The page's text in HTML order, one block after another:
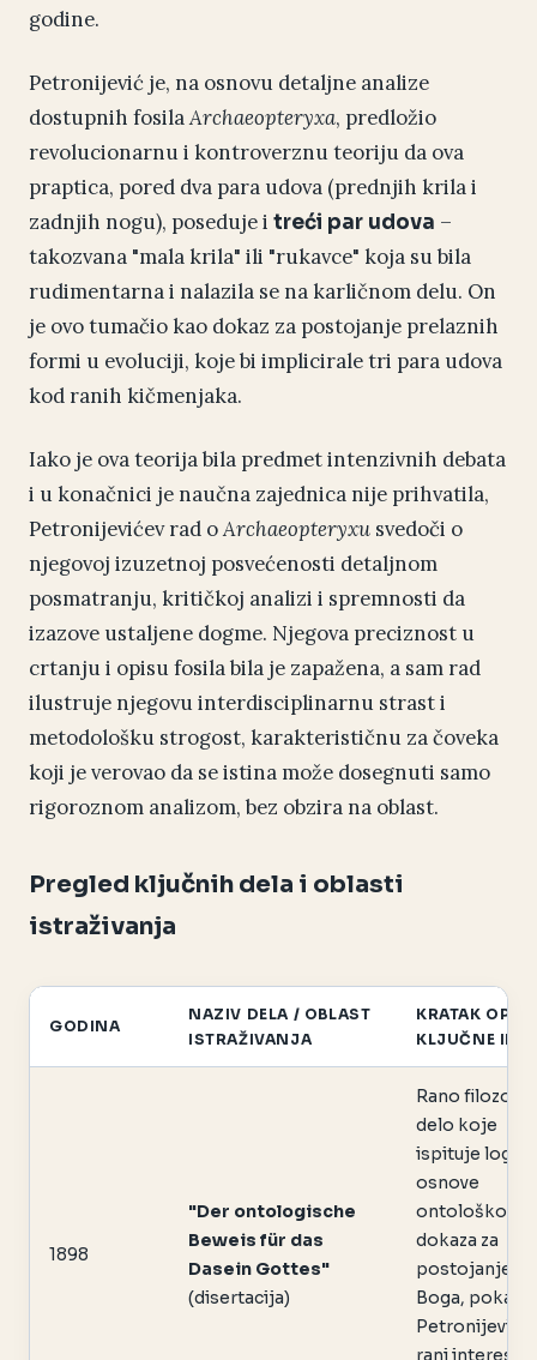
godine.
Petronijević je, na osnovu detaljne analize
dostupnih fosilaArchaeopteryxa, predložio
revolucionarnu i kontroverznu teoriju da ova
praptica, pored dva para udova (prednjih krila i
zadnjih nogu), poseduje i treći par udova –
takozvana "mala krila" ili "rukavce" koja su bila
rudimentarna i nalazila se na karličnom delu. On
je ovo tumačio kao dokaz za postojanje prelaznih
formi u evoluciji, koje bi implicirale tri para udova
kod ranih kičmenjaka.
Iako je ova teorija bila predmet intenzivnih debata
i u konačnici je naučna zajednica nije prihvatila,
Petronijevićev rad oArchaeopteryxu svedoči o
njegovoj izuzetnoj posvećenosti detaljnom
posmatranju, kritičkoj analizi i spremnosti da
izazove ustaljene dogme. Njegova preciznost u
crtanju i opisu fosila bila je zapažena, a sam rad
ilustruje njegovu interdisciplinarnu strast i
metodološku strogost, karakterističnu za čoveka
koji je verovao da se istina može dosegnuti samo
rigoroznom analizom, bez obzira na oblast.
Pregled ključnih dela i oblasti
istraživanja
GODINA
NAZIV DELA / OBLAST
ISTRAŽIVANJA
KRATAK OPIS /
KLJUČNE
1898
"Der ontologische
Beweis für das
Dasein Gottes"
(disertacija)
Rano
delo koje
ispituje
osnove
ontološkog
dokaza za
postojanje
Boga,